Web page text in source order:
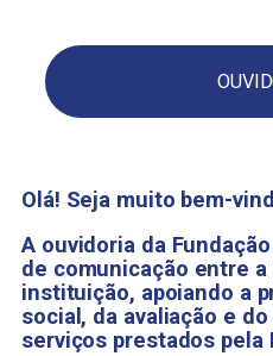
Olá! Seja muito bem-
A ouvidoria da
de comunicação entre a
instituição, apoiando a
social, da avaliação e
serviços prestados pela